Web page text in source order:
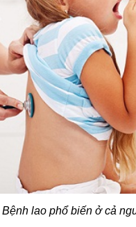
Bệnh lao phổ biến ở cả